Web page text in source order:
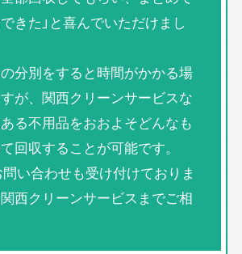
きた」と喜んでいただけまし
分別をすると時間がかかる場
が、関西クリーンサービスな
る不用品をおおよそどんなも
回収することが可能です。
い合わせも受け付けておりま
西クリーンサービスまでご相